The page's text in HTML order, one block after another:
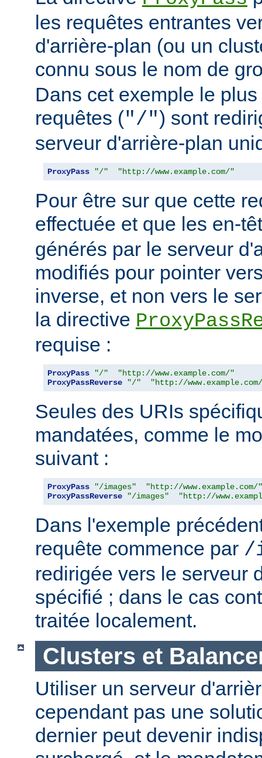
les requêtes entrantes
d'arrière-plan (ou un
connu sous le nom de
Dans cet exemple le
requêtes ("/") sont
serveur d'arrière-plan
ProxyPass "/" "http://www.example.com/"
Pour être sur que cette
effectuée et que les en-
générés par le serveur
modifiés pour pointer
inverse, et non vers le
la directive
requise :
ProxyPass "/"
"http://www.example.com/"
ProxyPassReverse
"/" "http://
Seules des URIs
mandatées, comme le
suivant :
ProxyPass "/images"
"http://www.example.com/"
ProxyPassReverse
"/images" "http://
Dans l'exemple
requête commence par /
redirigée vers le serveur
spécifié ; dans le cas
traitée localement.
Clusters et
Utiliser un serveur
cependant pas une
dernier peut devenir